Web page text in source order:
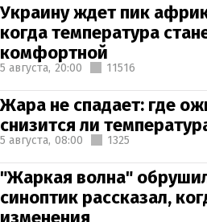
Украину ждет пик
когда температура
комфортной
5 августа, 20:00 11516
Жара не спадает: где
снизится ли
5 августа, 08:00 1325
"Жаркая волна"
синоптик рассказал,
изменения